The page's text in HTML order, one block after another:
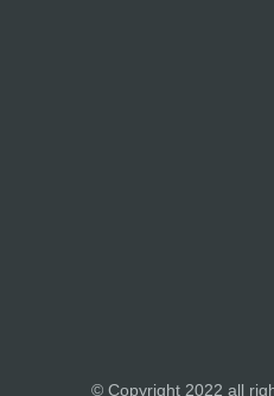
© Copyright 2022 all